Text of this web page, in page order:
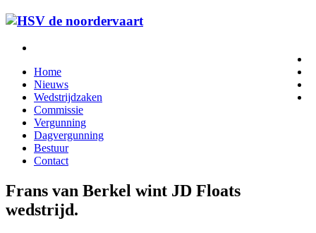
Home
Nieuws
Wedstrijdzaken
Commissie
Vergunning
Dagvergunning
Bestuur
Contact
Frans van Berkel wint JD Floats
wedstrijd.